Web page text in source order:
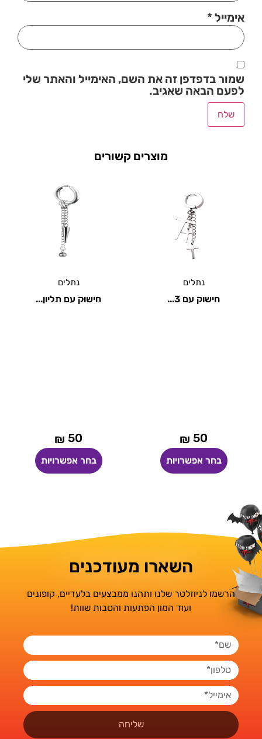
אימייל *
שמור בדפדפן זה את השם, האימייל והאתר שלי
לפעם הבאה שאגיב.
מוצרים קשורים
נתלים
חישוק עם 3...
50
₪
בחר אפשרויות
נתלים
חישוק עם תליון...
50
₪
בחר אפשרויות
השארו מעודכנים
הרשמו לניוזלטר שלנו ותהנו ממבצעים בלעדיים, קופונים
ועוד המון הפתעות והטבות שוות!
שליחה